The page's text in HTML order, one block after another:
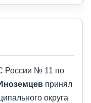
России № 11 по
принял
округа